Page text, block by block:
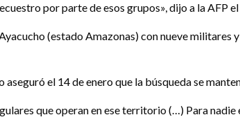
por parte de esos grupos», dijo a la AFP
(estado Amazonas) con nueve
el 14 de enero que la búsqueda se
que operan en ese territorio (…) Para nadie